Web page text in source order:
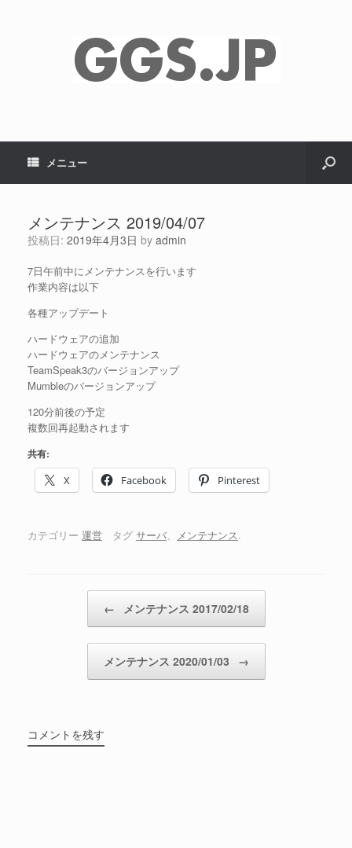
メニュー
メンテナンス 2019/04/07
投稿日: 2019年4月3日 by admin
7日午前中にメンテナンスを行います
作業内容は以下
各種アップデート
ハードウェアの追加
ハードウェアのメンテナンス
TeamSpeak3のバージョンアップ
Mumbleのバージョンアップ
120分前後の予定
複数回再起動されます
共有:
X
Facebook Pinterest
カテゴリー 運営 タグ サーバ メンテナンス.
← メンテナンス 2017/02/18
メンテナンス 2020/01/03 →
コメントを残す